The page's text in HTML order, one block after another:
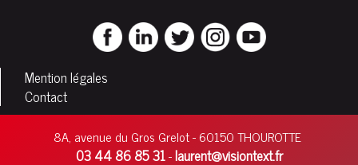
Mention légales
Contact
8A, avenue du Gros Grelot - 60150 THOUROTTE
03 44 86 85 31-laurent@visiontext.fr